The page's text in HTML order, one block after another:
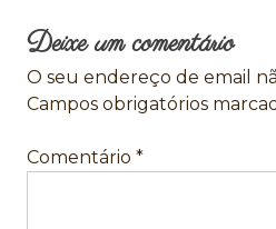
artigos
Deixe um comentário
O seu endereço de email
Campos obrigatórios
Comentário *